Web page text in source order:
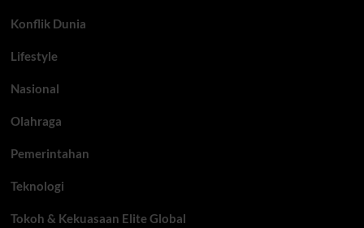
Konflik Dunia
Lifestyle
Nasional
Olahraga
Pemerintahan
Teknologi
Tokoh & Kekuasaan Elite Global